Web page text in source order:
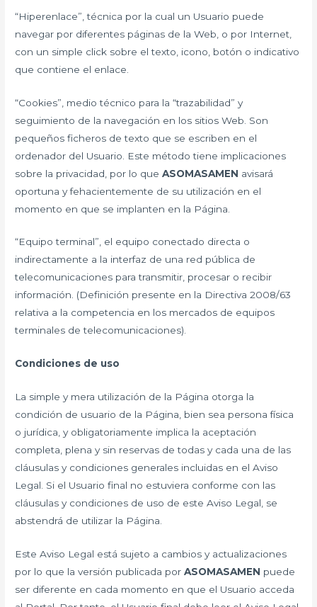
“Hiperenlace”, técnica por la cual un Usuario puede
navegar por diferentes páginas de la Web, o por Internet,
con un simple click sobre el texto, icono, botón o indicativo
que contiene el enlace.
“Cookies”, medio técnico para la “trazabilidad” y
seguimiento de la navegación en los sitios Web. Son
pequeños ficheros de texto que se escriben en el
ordenador del Usuario. Este método tiene implicaciones
sobre la privacidad, por lo queASOMASAMEN avisará
oportuna y fehacientemente de su utilización en el
momento en que se implanten en la Página.
“Equipo terminal”, el equipo conectado directa o
indirectamente a la interfaz de una red pública de
telecomunicaciones para transmitir, procesar o recibir
información. (Definición presente en la Directiva 2008/63
relativa a la competencia en los mercados de equipos
terminales de telecomunicaciones).
Condiciones de uso
La simple y mera utilización de la Página otorga la
condición de usuario de la Página, bien sea persona física
o jurídica, y obligatoriamente implica la aceptación
completa, plena y sin reservas de todas y cada una de las
cláusulas y condiciones generales incluidas en el Aviso
Legal. Si el Usuario final no estuviera conforme con las
cláusulas y condiciones de uso de este Aviso Legal, se
abstendrá de utilizar la Página.
Este Aviso Legal está sujeto a cambios y actualizaciones
por lo que la versión publicada porASOMASAMEN puede
ser diferente en cada momento en que el Usuario acceda